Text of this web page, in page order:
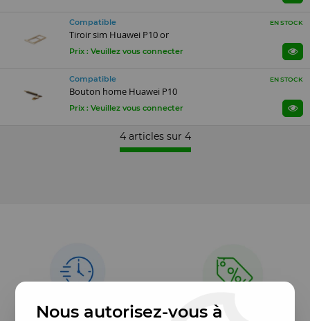
Compatible EN STOCK
Tiroir sim Huawei P10 or
Prix : Veuillez vous connecter
Compatible EN STOCK
Bouton home Huawei P10
Prix : Veuillez vous connecter
4 articles sur 4
Nous autorisez-vous à